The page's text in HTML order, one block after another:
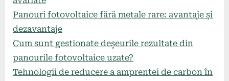
Panouri fotovoltaice fără metale rare: avantaje și
dezavantaje
Cum sunt gestionate deșeurile rezultate din
panourile fotovoltaice uzate?
Tehnologii de reducere a amprentei de carbon în